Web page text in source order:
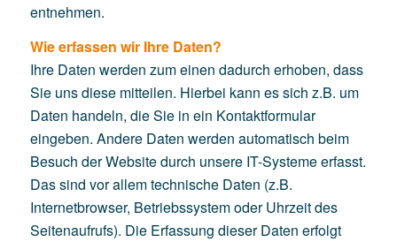
entnehmen.
Wie erfassen wir Ihre Daten?
Ihre Daten werden zum einen dadurch erhoben, dass
Sie uns diese mitteilen. Hierbei kann es sich z.B. um
Daten handeln, die Sie in ein Kontaktformular
eingeben. Andere Daten werden automatisch beim
Besuch der Website durch unsere IT-Systeme erfasst.
Das sind vor allem technische Daten (z.B.
Internetbrowser, Betriebssystem oder Uhrzeit des
Seitenaufrufs). Die Erfassung dieser Daten erfolgt